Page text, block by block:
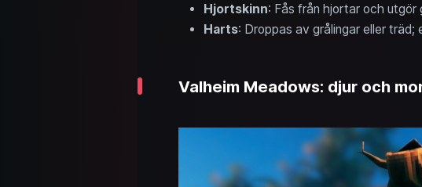
Hjortskinn: Fås från hjortar och utgör
Harts: Droppas av grålingar eller träd;
Valheim Meadows: djur och